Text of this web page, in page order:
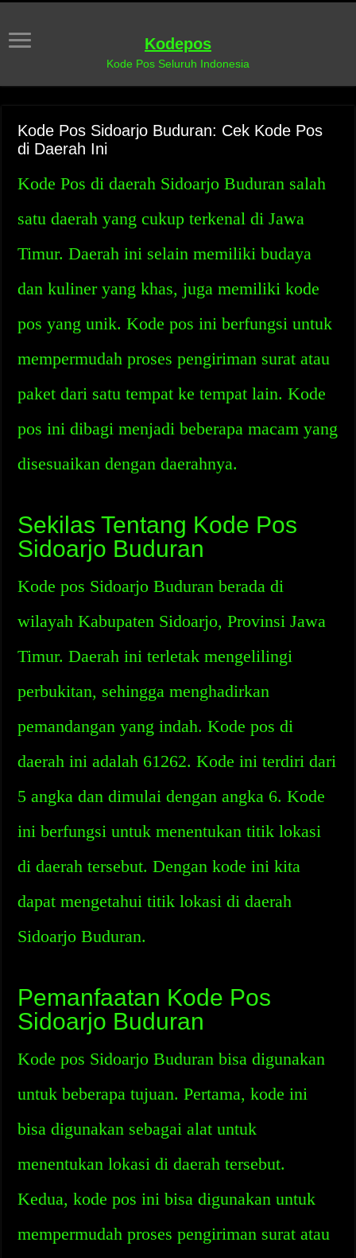
Kodepos
Kode Pos Seluruh Indonesia
Kode Pos Sidoarjo Buduran: Cek Kode Pos
di Daerah Ini
Kode Pos di daerah Sidoarjo Buduran salah
satu daerah yang cukup terkenal di Jawa
Timur. Daerah ini selain memiliki budaya
dan kuliner yang khas, juga memiliki kode
pos yang unik. Kode pos ini berfungsi untuk
mempermudah proses pengiriman surat atau
paket dari satu tempat ke tempat lain. Kode
pos ini dibagi menjadi beberapa macam yang
disesuaikan dengan daerahnya.
Sekilas Tentang Kode Pos
Sidoarjo Buduran
Kode pos Sidoarjo Buduran berada di
wilayah Kabupaten Sidoarjo, Provinsi Jawa
Timur. Daerah ini terletak mengelilingi
perbukitan, sehingga menghadirkan
pemandangan yang indah. Kode pos di
daerah ini adalah 61262. Kode ini terdiri dari
5 angka dan dimulai dengan angka 6. Kode
ini berfungsi untuk menentukan titik lokasi
di daerah tersebut. Dengan kode ini kita
dapat mengetahui titik lokasi di daerah
Sidoarjo Buduran.
Pemanfaatan Kode Pos
Sidoarjo Buduran
Kode pos Sidoarjo Buduran bisa digunakan
untuk beberapa tujuan. Pertama, kode ini
bisa digunakan sebagai alat untuk
menentukan lokasi di daerah tersebut.
Kedua, kode pos ini bisa digunakan untuk
mempermudah proses pengiriman surat atau